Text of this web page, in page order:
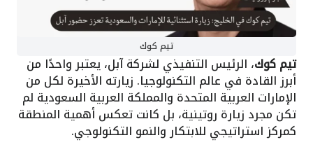
تيم كوك
تيم كوك، الرئيس التنفيذي لشركة آبل، يعتبر واحدًا من
أبرز القادة في عالم التكنولوجيا. زيارته الأخيرة لكل من
الإمارات العربية المتحدة والمملكة العربية السعودية لم
تكن مجرد زيارة روتينية، بل كانت تعكس أهمية المنطقة
كمركز استراتيجي للابتكار والنمو التكنولوجي.